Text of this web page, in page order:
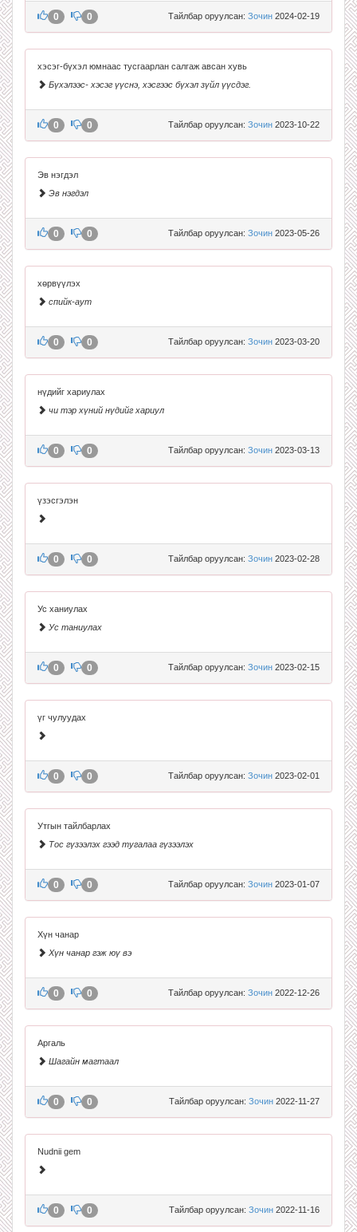
Тайлбар оруулсан: Зочин 2024-02-19
0 0
хэсэг-бүхэл юмнаас тусгаарлан салгаж авсан хувь
Бүхэлээс- хэсэг үүснэ, хэсгээс бүхэл зүйл үүсдэг.
Тайлбар оруулсан: Зочин 2023-10-22
0 0
Эв нэгдэл
Эв нэгдэл
Тайлбар оруулсан: Зочин 2023-05-26
0 0
хөрвүүлэх
спийк-аут
Тайлбар оруулсан: Зочин 2023-03-20
0 0
нүдийг хариулах
чи тэр хүний нүдийг хариул
Тайлбар оруулсан: Зочин 2023-03-13
0 0
үзэсгэлэн
Тайлбар оруулсан: Зочин 2023-02-28
0 0
Ус ханиулах
Ус таниулах
Тайлбар оруулсан: Зочин 2023-02-15
0 0
үг чулуудах
Тайлбар оруулсан: Зочин 2023-02-01
0 0
Утгын тайлбарлах
Тос гүзээлэх гээд тугалаа гүзээлэх
Тайлбар оруулсан: Зочин 2023-01-07
0 0
Хүн чанар
Хүн чанар гэж юү вэ
Тайлбар оруулсан: Зочин 2022-12-26
0 0
Аргаль
Шагайн магтаал
Тайлбар оруулсан: Зочин 2022-11-27
0 0
Nudnii gem
Тайлбар оруулсан: Зочин 2022-11-16
0 0